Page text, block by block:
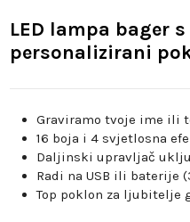
LED lampa bager
personalizirani
Graviramo tvoje ime ili
16 boja i 4 svjetlosna
Daljinski upravljač
Radi na USB ili baterije
Top poklon za ljubitelje